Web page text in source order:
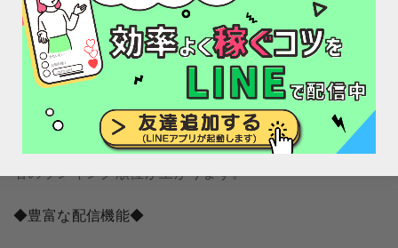
◆配信者を応援するには◆
「ハート」は、毎日アプリを使うと無料で手に入れるこ
「ハート」や、有料の「応援アイテム」を送ると、配信
者のランキング順位が上がります。
◆豊富な配信機能◆